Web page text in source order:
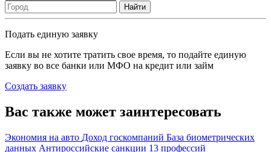
Найти
Подать единую заявку
Если вы не хотите тратить свое время, то подайте единую
заявку во все банки или МФО на кредит или займ
Создать заявку
Вас также может заинтересовать
Экономия на авто Доход госкомпаний База биометрических
данных Антироссийские санкции 13 профессий